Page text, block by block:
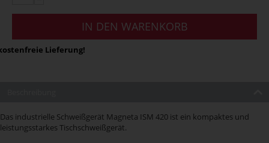
IN DEN WARENKORB
Lieferung!
Das industrielle Schweißgerät Magneta ISM 420 ist ein kompaktes und
leistungsstarkes Tischschweißgerät.